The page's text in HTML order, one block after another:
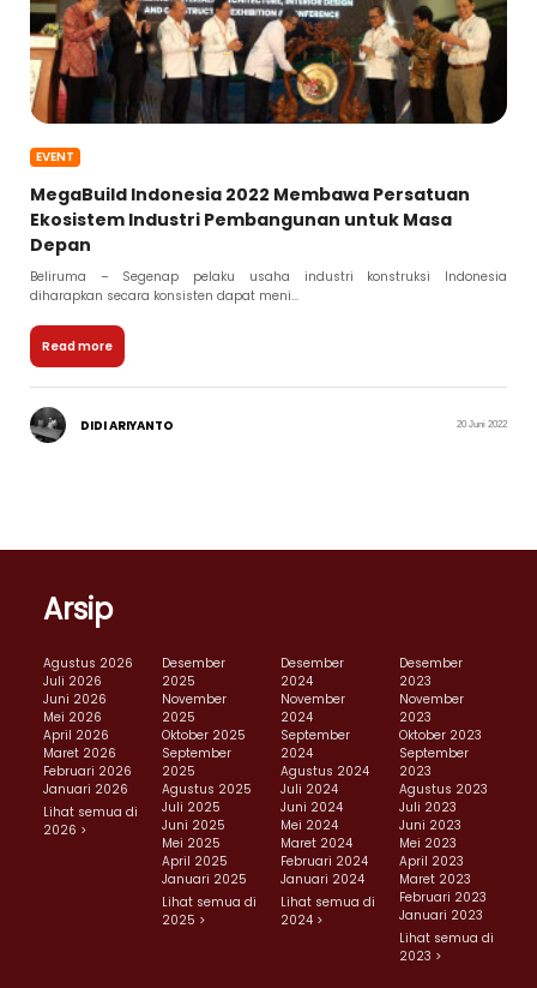
EVENT
MegaBuild Indonesia 2022 Membawa Persatuan
Ekosistem Industri Pembangunan untuk Masa
Depan
Beliruma – Segenap pelaku usaha industri konstruksi Indonesia
diharapkan secara konsisten dapat meni...
Read more
DIDI ARIYANTO 20 Juni 2022
Arsip
Agustus 2026
Juli 2026
Juni 2026
Mei 2026
April 2026
Maret 2026
Februari 2026
Januari 2026
Lihat semua di
2026 >
Desember
2025
November
2025
Oktober 2025
September
2025
Agustus 2025
Juli 2025
Juni 2025
Mei 2025
April 2025
Januari 2025
Lihat semua di
2025 >
Desember
2024
November
2024
September
2024
Agustus 2024
Juli 2024
Juni 2024
Mei 2024
Maret 2024
Februari 2024
Januari 2024
Lihat semua di
2024 >
Desember
2023
November
2023
Oktober 2023
September
2023
Agustus 2023
Juli 2023
Juni 2023
Mei 2023
April 2023
Maret 2023
Februari 2023
Januari 2023
Lihat semua di
2023 >